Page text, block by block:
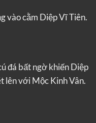
vào cằm Diệp Vĩ Tiên.
đá bất ngờ khiến Diệp
lên với Mộc Kinh Vân.